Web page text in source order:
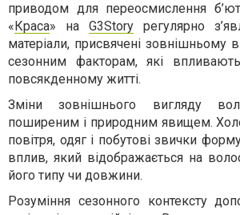
приводом для переосмислення
« Краса» на G3Story регулярно
матеріали, присвячені зовнішньому
сезонним факторам, які
повсякденному житті.
Зміни зовнішнього вигляду
поширеним і природним явищем.
повітря, одяг і побутові звички
вплив, який відображається на
його типу чи довжини.
Розуміння сезонного контексту